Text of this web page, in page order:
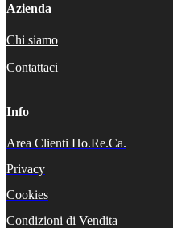
Azienda
Chi siamo
Contattaci
Info
Area Clienti Ho.Re.Ca.
Privacy
Cookies
Condizioni di Vendita